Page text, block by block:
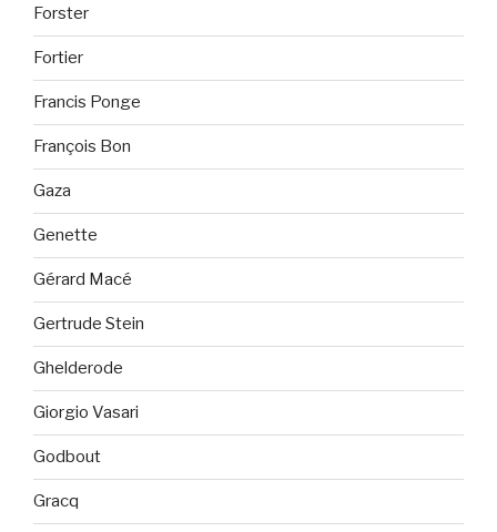
Forster
Fortier
Francis Ponge
François Bon
Gaza
Genette
Gérard Macé
Gertrude Stein
Ghelderode
Giorgio Vasari
Godbout
Gracq